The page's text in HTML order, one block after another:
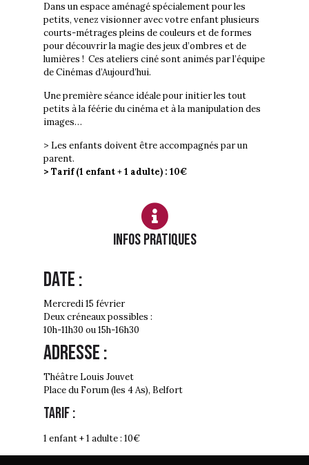
Dans un espace aménagé spécialement pour les
petits, venez visionner avec votre enfant plusieurs
courts-métrages pleins de couleurs et de formes
pour découvrir la magie des jeux d’ombres et de
lumières ! Ces ateliers ciné sont animés par l’équipe
de Cinémas d’Aujourd’hui.
Une première séance idéale pour initier les tout
petits à la féérie du cinéma et à la manipulation des
images…
> Les enfants doivent être accompagnés par un
parent.
> Tarif (1 enfant + 1 adulte) : 10€
Infos PRATIQUES
Date :
Mercredi 15 février
Deux créneaux possibles :
10h-11h30 ou 15h-16h30
Adresse :
Théâtre Louis Jouvet
Place du Forum (les 4 As), Belfort
Tarif :
1 enfant + 1 adulte : 10€